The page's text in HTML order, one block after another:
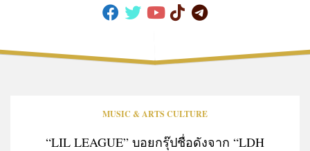
MUSIC & ARTS CULTURE
“LIL LEAGUE” บอยกรุ๊ปชื่อดังจาก “LDH